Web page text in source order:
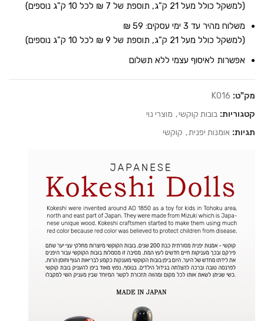
(למשקל כולל מעל 21 ק"ג, תוספת של 7 ₪ לכל 10 ק"ג נוספים)
משלוח מהיר עד 3 ימי עסקים: 59 ₪
(למשקל כולל מעל 21 ק"ג, תוספת של 9 ₪ לכל 10 ק"ג נוספים)
אפשרות לאיסוף עצמי ללא תשלום
מק"ט: K016
קטגוריות: בובות קוקשי, מוצרי נוי
תגיות: אומנות יפנית, קוקשי